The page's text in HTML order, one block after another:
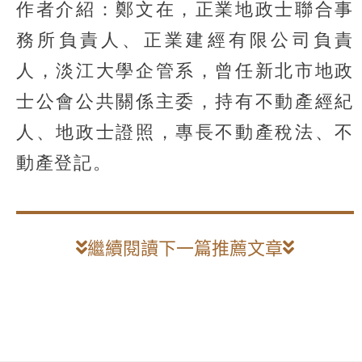
作者介紹：鄭文在，正業地政士聯合事
務所負責人、正業建經有限公司負責
人，淡江大學企管系，曾任新北市地政
士公會公共關係主委，持有不動產經紀
人、地政士證照，專長不動產稅法、不
動產登記。
繼續閱讀下一篇推薦文章